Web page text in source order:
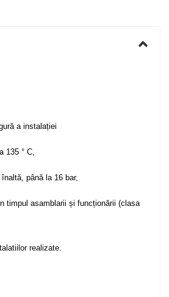
a instalației
135 ° C,
până la 16 bar,
timpul asamblarii și funcționării (clasa
realizate.